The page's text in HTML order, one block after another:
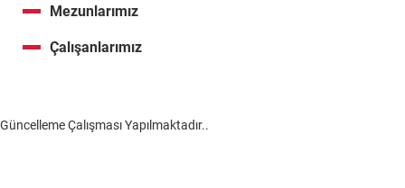
Mezunlarımız
Çalışanlarımız
Güncelleme Çalışması Yapılmaktadır..